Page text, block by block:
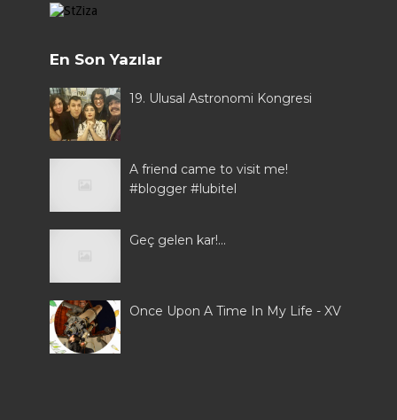
En Son Yazılar
19. Ulusal Astronomi Kongresi
A friend came to visit me!
#blogger #lubitel
Geç gelen kar!...
Once Upon A Time In My Life - XV